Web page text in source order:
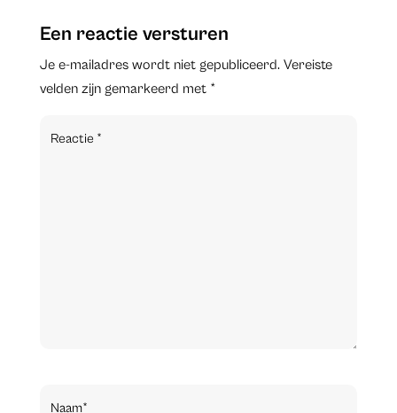
Een reactie versturen
Je e-mailadres wordt niet gepubliceerd. Vereiste
velden zijn gemarkeerd met *